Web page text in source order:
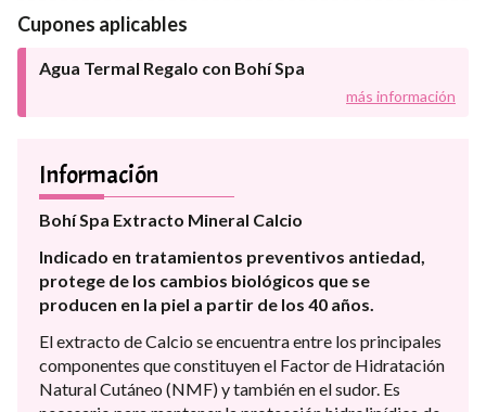
Cupones aplicables
Agua Termal Regalo con Bohí Spa
más información
Información
Bohí Spa Extracto Mineral Calcio
Indicado en tratamientos preventivos antiedad,
protege de los cambios biológicos que se
producen en la piel a partir de los 40 años.
El extracto de Calcio se encuentra entre los principales
componentes que constituyen el Factor de Hidratación
Natural Cutáneo (NMF) y también en el sudor. Es